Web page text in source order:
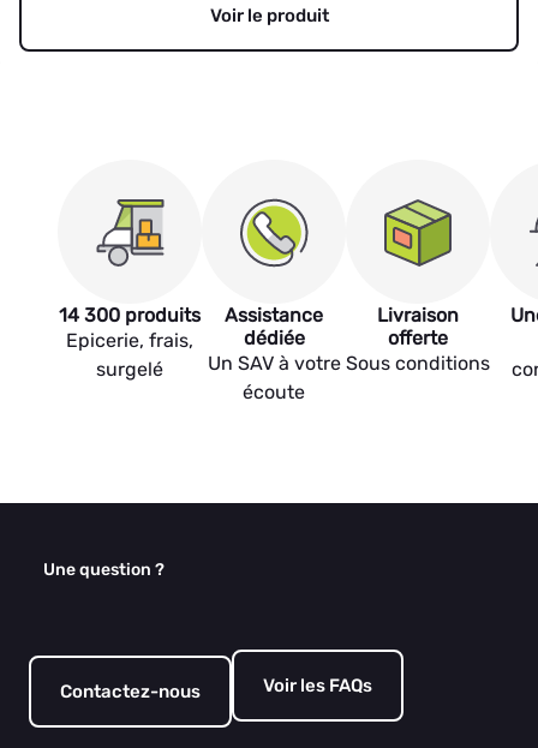
Voir le produit
14 300 produits
Epicerie, frais,
surgelé
Assistance
dédiée
Un SAV à votre
écoute
Livraison
offerte
Sous conditions
Une question ?
Contactez-nous Voir les FAQs